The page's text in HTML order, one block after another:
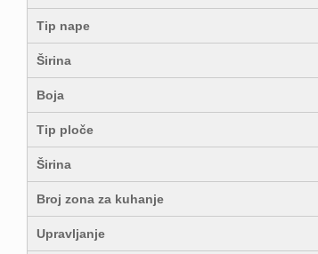
Tip nape
Širina
Boja
Tip ploče
Širina
Broj zona za kuhanje
Upravljanje